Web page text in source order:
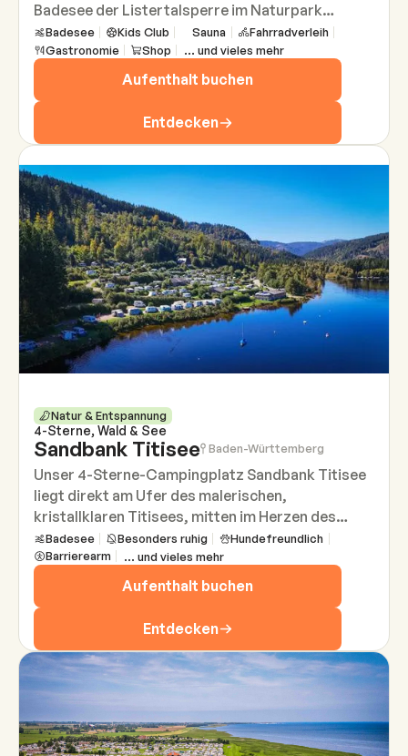
Badesee der Listertalsperre im Naturpark
Sauerland-Rothaargebirge. Zwischen Attendorn
und Olpe erwarten euch terrassenförmig
angelegte Stellplätze, ruhige Waldlagen und
klares Wasser in unmittelbarer Nähe. Ob beim
morgendlichen Blick über den See, bei
entspannten Spaziergängen entlang des Ufers
Camping seinen Rhythmus in Ruhe, Weite und
echter Erholung.
Badesee Kids Club Sauna
Fahrradverleih
Gastronomie
Shop ... und vieles mehr
Aufenthalt buchen
Entdecken
4-Sterne, Wald & See
Natur & Entspannung
Sandbank Titisee Baden-Württemberg
Unser 4-Sterne-Campingplatz Sandbank Titisee
liegt direkt am Ufer des malerischen,
kristallklaren Titisees, mitten im Herzen des
Hochschwarzwaldes und nur 30 Gehminuten vom
Kurort Titisee entfernt. Die Ruhe des Sees und
die Nähe zum Wald schaffen eine Atmosphäre, in
der man sich augenblicklich wohlfühlt. Hier fühlt
sich jeder Moment ein Stück nach Freiheit an.
Badesee Besonders ruhig
Hundefreundlich
Barrierearm
... und vieles mehr
Aufenthalt buchen
Entdecken